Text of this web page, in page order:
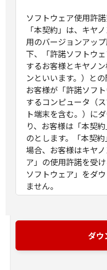
ソフトウェア使用許
「本契約」は、キヤ
用のバージョンアッ
下、「許諾ソフトウ
するお客様とキヤノ
ンといいます。）との
お客様が「許諾ソフ
するコンピュータ（
ト端末を含む。）に
り、お客様は「本契
のとします。「本契
場合、お客様はキヤ
ア」の使用許諾を受
ソフトウェア」をダ
ません。
許諾
客様の所有する
製品に、お客様
（スマートフォ
ダウ